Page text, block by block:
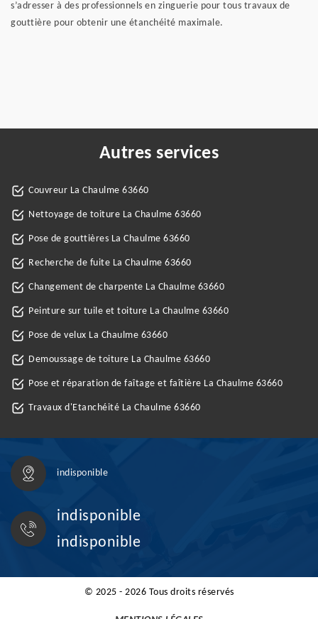
s’adresser à des professionnels en zinguerie pour tous travaux de
gouttière pour obtenir une étanchéité maximale.
Autres services
Couvreur La Chaulme 63660
Nettoyage de toiture La Chaulme 63660
Pose de gouttières La Chaulme 63660
Recherche de fuite La Chaulme 63660
Changement de charpente La Chaulme 63660
Peinture sur tuile et toiture La Chaulme 63660
Pose de velux La Chaulme 63660
Demoussage de toiture La Chaulme 63660
Pose et réparation de faîtage et faîtière La Chaulme 63660
Travaux d'Etanchéité La Chaulme 63660
indisponible
indisponible
indisponible
© 2025 - 2026 Tous droits réservés